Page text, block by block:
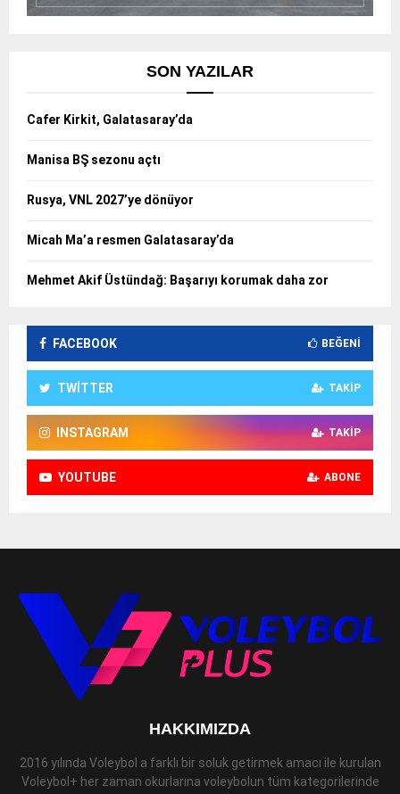
SON YAZILAR
Cafer Kirkit, Galatasaray’da
Manisa BŞ sezonu açtı
Rusya, VNL 2027’ye dönüyor
Micah Ma’a resmen Galatasaray’da
Mehmet Akif Üstündağ: Başarıyı korumak daha zor
FACEBOOK BEĞENI
TWITTER TAKIP
INSTAGRAM TAKIP
YOUTUBE ABONE
HAKKIMIZDA
2016 yılında Voleybol a farklı bir soluk getirmek amacı ile kurulan
Voleybol+ her zaman okurlarına voleybolun tüm kategorilerinde